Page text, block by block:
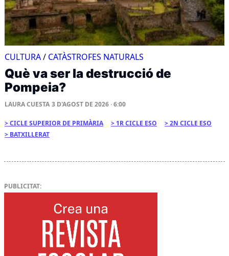
CULTURA/ CATÀSTROFES NATURALS
Què va ser la destrucció de
Pompeia?
LAURA CUESTA 3 D'AGOST DE 2026 · 6:00
CICLE SUPERIOR DE PRIMÀRIA 1R CICLE ESO
2N CICLE ESO
BATXILLERAT
PUBLICITAT: